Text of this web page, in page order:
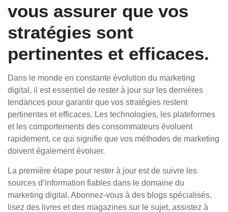
vous assurer que vos
stratégies sont
pertinentes et efficaces.
Dans le monde en constante évolution du marketing
digital, il est essentiel de rester à jour sur les dernières
tendances pour garantir que vos stratégies restent
pertinentes et efficaces. Les technologies, les plateformes
et les comportements des consommateurs évoluent
rapidement, ce qui signifie que vos méthodes de marketing
doivent également évoluer.
La première étape pour rester à jour est de suivre les
sources d’information fiables dans le domaine du
marketing digital. Abonnez-vous à des blogs spécialisés,
lisez des livres et des magazines sur le sujet, assistez à